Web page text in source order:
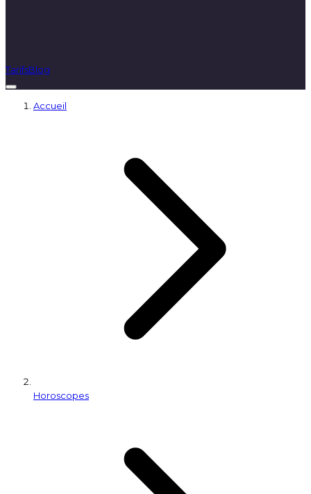
TarifsBlog
Accueil
Horoscopes